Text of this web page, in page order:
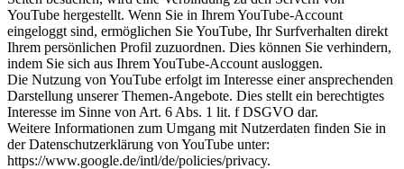
YouTube hergestellt. Wenn Sie in Ihrem YouTube-Account
eingeloggt sind, ermöglichen Sie YouTube, Ihr Surfverhalten direkt
Ihrem persönlichen Profil zuzuordnen. Dies können Sie verhindern,
indem Sie sich aus Ihrem YouTube-Account ausloggen.
Die Nutzung von YouTube erfolgt im Interesse einer ansprechenden
Darstellung unserer Themen-Angebote. Dies stellt ein berechtigtes
Interesse im Sinne von Art. 6 Abs. 1 lit. f DSGVO dar.
Weitere Informationen zum Umgang mit Nutzerdaten finden Sie in
der Datenschutzerklärung von YouTube unter:
https://www.google.de/intl/de/policies/privacy.